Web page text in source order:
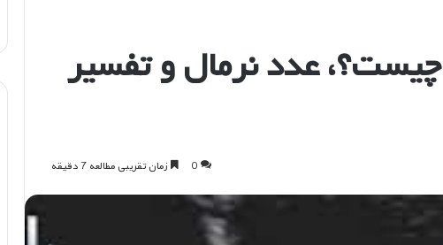
سونوگرافی nb nt چیست؟، عدد نرمال و تفسیر
0 زمان تقریبی مطالعه 7 دقیقه